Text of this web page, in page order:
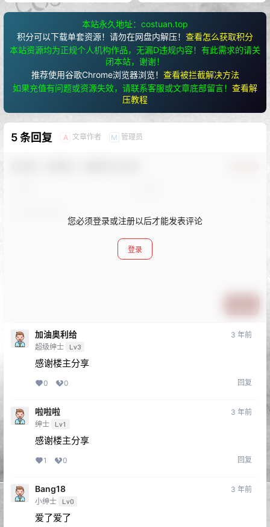
本站永久地址：costuan.top
积分可以下载单套资源！请勿在网盘内解压！ 查看怎么获取积分
本站资源均为正规个人机构作品，无漏D违规内容！有此需求的请关
闭本站，谢谢！
推荐使用谷歌Chrome浏览器浏览！ 查看被拦截解决方法
如果充值有问题或资源失效，请联系客服或文章底部留言！ 查看解
压教程
5 条回复 A 文章作者 M 管理员
您必须登录或注册以后才能发表评论
登录
加油奥利给
超级绅士 Lv3
3 年前
感谢楼主分享
0 0 回复
啦啦啦
绅士 Lv1
3 年前
感谢楼主分享
1 0 回复
Bang18
小绅士 Lv0
3 年前
爱了爱了